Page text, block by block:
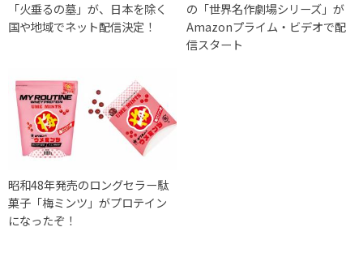
「火垂るの墓」が、日本を除く
国や地域でネット配信決定！
の「世界名作劇場シリーズ」が
Amazonプライム・ビデオで配
信スタート
昭和48年発売のロングセラー駄
菓子「梅ミンツ」がプロテイン
になったぞ！